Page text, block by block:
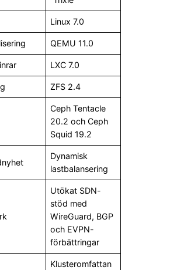
Linux 7.0
QEMU 11.0
LXC 7.0
ZFS 2.4
Ceph Tentacle
20.2 och Ceph
Squid 19.2
Dynamisk
lastbalansering
Utökat SDN-
stöd med
WireGuard, BGP
och EVPN-
förbättringar
Klusteromfattan